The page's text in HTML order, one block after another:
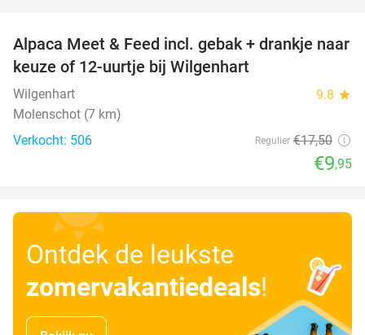
43%
Alpaca Meet & Feed incl. gebak + drankje naar
keuze of 12-uurtje bij Wilgenhart
Wilgenhart 9.8 star
Molenschot (7 km)
Verkocht: 506
Regulier €17,50
€9,95
Ontdek de leukste
zomervakantiedeals!